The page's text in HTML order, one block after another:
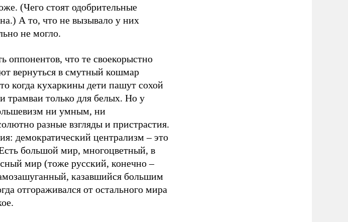
(Чего стоят одобрительные
А то, что не вызывало у них
не могло.
оппонентов, что те своекорыстно
вернуться в смутный кошмар
когда кухаркины дети пашут сохой
трамваи только для белых. Но у
ни умным, ни
разные взгляды и пристрастия.
демократический централизм – это
большой мир, многоцветный, в
мир (тоже русский, конечно –
казавшийся большим
отгораживался от остального мира